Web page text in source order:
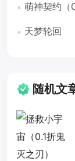
萌神契约（
天梦轮回
随机文